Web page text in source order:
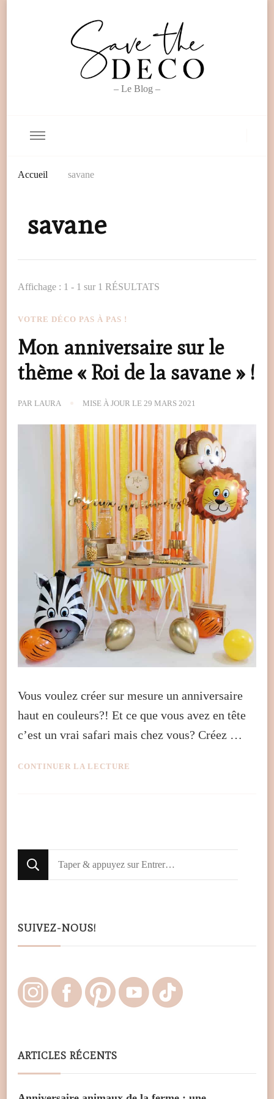
– Le Blog –
Accueil savane
savane
Affichage : 1 - 1 sur 1 RÉSULTATS
VOTRE DÉCO PAS À PAS !
Mon anniversaire sur le
thème « Roi de la savane » !
PAR LAURA MISE À JOUR LE 29 MARS 2021
Vous voulez créer sur mesure un anniversaire
haut en couleurs?! Et ce que vous avez en tête
c’est un vrai safari mais chez vous? Créez …
CONTINUER LA LECTURE
Looking
for
SUIVEZ-NOUS!
ARTICLES RÉCENTS